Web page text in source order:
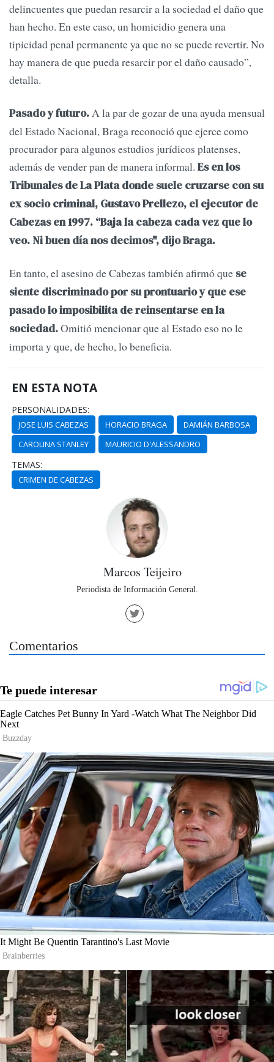
delincuentes que puedan resarcir a la sociedad el daño que
han hecho. En este caso, un homicidio genera una
tipicidad penal permanente ya que no se puede revertir. No
hay manera de que pueda resarcir por el daño causado”,
detalla.
Pasado y futuro.A la par de gozar de una ayuda mensual
del Estado Nacional, Braga reconoció que ejerce como
procurador para algunos estudios jurídicos platenses,
además de vender pan de manera informal. Es en los
Tribunales de La Plata donde suele cruzarse con su
ex socio criminal, Gustavo Prellezo, el ejecutor de
Cabezas en 1997. “Baja la cabeza cada vez que lo
veo. Ni buen día nos decimos", dijo Braga.
En tanto, el asesino de Cabezas también afirmó que se
siente discriminado por su prontuario y que ese
pasado lo imposibilita de reinsentarse en la
sociedad.Omitió mencionar que al Estado eso no le
importa y que, de hecho, lo beneficia.
EN ESTA NOTA
PERSONALIDADES:
JOSE LUIS CABEZAS HORACIO BRAGA
DAMIÁN BARBOSA
CAROLINA STANLEY
MAURICIO D'ALESSANDRO
TEMAS:
CRIMEN DE CABEZAS
Marcos Teijeiro
Periodista de Información General.
Comentarios